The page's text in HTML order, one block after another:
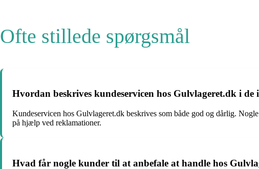
Ofte stillede spørgsmål
Hvordan beskrives kundeservicen hos Gulvlageret.dk i de
Kundeservicen hos Gulvlageret.dk beskrives som både god og dårlig.
på hjælp ved reklamationer.
Hvad får nogle kunder til at anbefale at handle hos